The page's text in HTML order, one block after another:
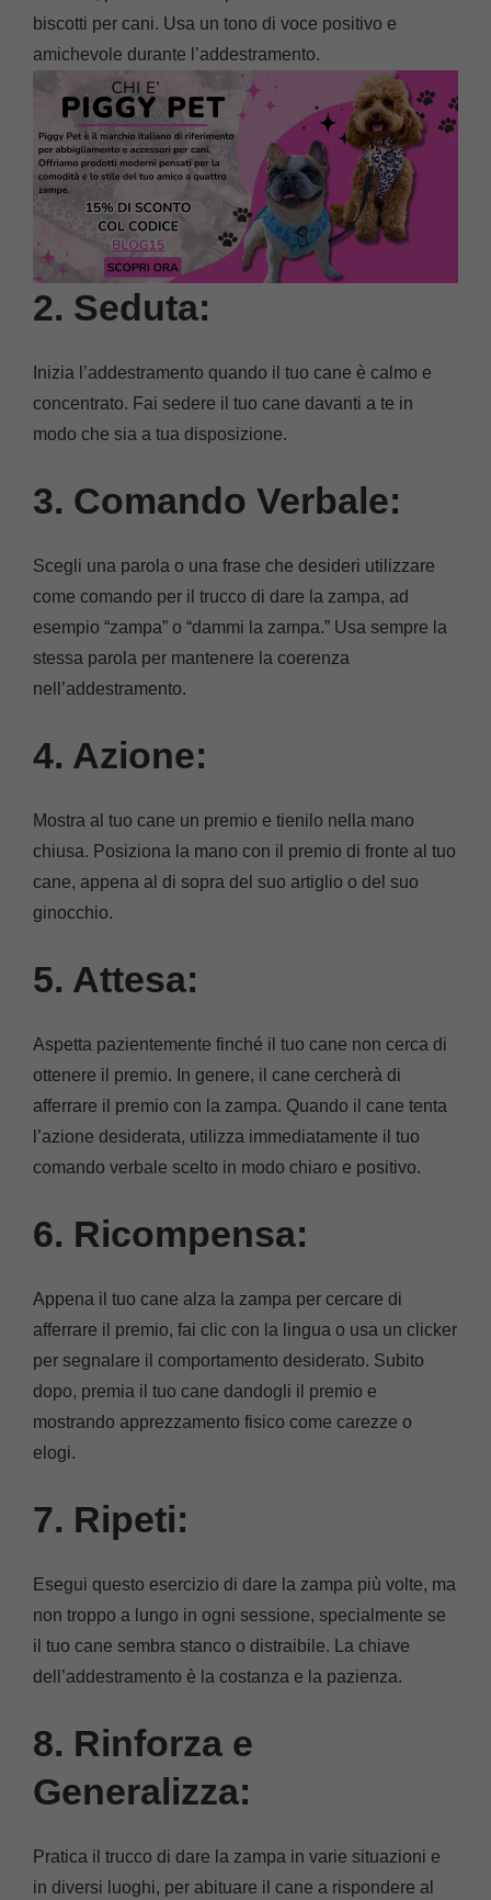
biscotti per cani. Usa un tono di voce positivo e
amichevole durante l’addestramento.
2. Seduta:
Inizia l’addestramento quando il tuo cane è calmo e
concentrato. Fai sedere il tuo cane davanti a te in
modo che sia a tua disposizione.
3. Comando Verbale:
Scegli una parola o una frase che desideri utilizzare
come comando per il trucco di dare la zampa, ad
esempio “zampa” o “dammi la zampa.” Usa sempre la
stessa parola per mantenere la coerenza
nell’addestramento.
4. Azione:
Mostra al tuo cane un premio e tienilo nella mano
chiusa. Posiziona la mano con il premio di fronte al tuo
cane, appena al di sopra del suo artiglio o del suo
ginocchio.
5. Attesa:
Aspetta pazientemente finché il tuo cane non cerca di
ottenere il premio. In genere, il cane cercherà di
afferrare il premio con la zampa. Quando il cane tenta
l’azione desiderata, utilizza immediatamente il tuo
comando verbale scelto in modo chiaro e positivo.
6. Ricompensa:
Appena il tuo cane alza la zampa per cercare di
afferrare il premio, fai clic con la lingua o usa un clicker
per segnalare il comportamento desiderato. Subito
dopo, premia il tuo cane dandogli il premio e
mostrando apprezzamento fisico come carezze o
elogi.
7. Ripeti:
Esegui questo esercizio di dare la zampa più volte, ma
non troppo a lungo in ogni sessione, specialmente se
il tuo cane sembra stanco o distraibile. La chiave
dell’addestramento è la costanza e la pazienza.
8. Rinforza e
Generalizza:
Pratica il trucco di dare la zampa in varie situazioni e
in diversi luoghi, per abituare il cane a rispondere al